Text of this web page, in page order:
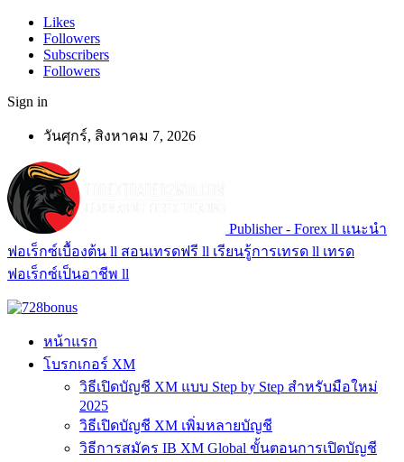
Likes
Followers
Subscribers
Followers
Sign in
วันศุกร์, สิงหาคม 7, 2026
Publisher - Forex ll แนะนำ
ฟอเร็กซ์เบื้องต้น ll สอนเทรดฟรี ll เรียนรู้การเทรด ll เทรด
ฟอเร็กซ์เป็นอาชีพ ll
หน้าแรก
โบรกเกอร์ XM
วิธีเปิดบัญชี XM แบบ Step by Step สำหรับมือใหม่
2025
วิธีเปิดบัญชี XM เพิ่มหลายบัญชี
วิธีการสมัคร IB XM Global ขั้นตอนการเปิดบัญชี